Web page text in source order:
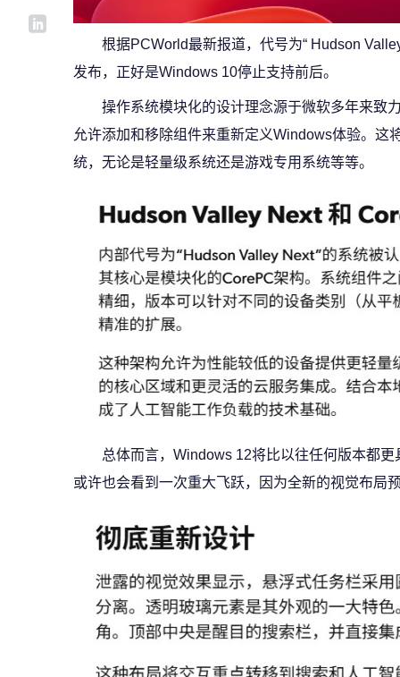
根据PCWorld最新报道，代号为“ Hudson
发布，正好是Windows 10停止支持前后。
操作系统模块化的设计理念源于微软多年来致
允许添加和移除组件来重新定义Windows体验。这
统，无论是轻量级系统还是游戏专用系统等等。
总体而言，Windows 12将比以往任何版本都
或许也会看到一次重大飞跃，因为全新的视觉布局